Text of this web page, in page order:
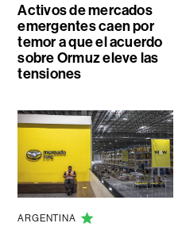
Activos de mercados
emergentes caen por
temor a que el acuerdo
sobre Ormuz eleve las
tensiones
ARGENTINA